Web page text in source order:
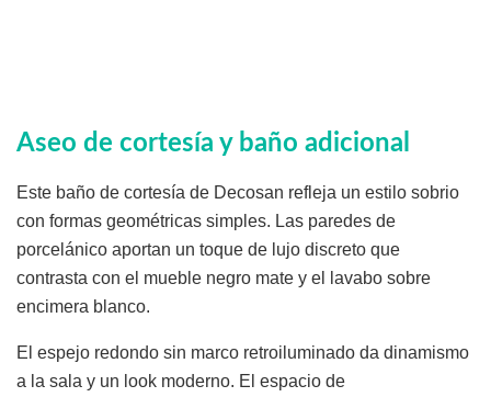
Aseo de cortesía y baño adicional
Este baño de cortesía de Decosan refleja un estilo sobrio
con formas geométricas simples. Las paredes de
porcelánico aportan un toque de lujo discreto que
contrasta con el mueble negro mate y el lavabo sobre
encimera blanco.
El espejo redondo sin marco retroiluminado da dinamismo
a la sala y un look moderno. El espacio de